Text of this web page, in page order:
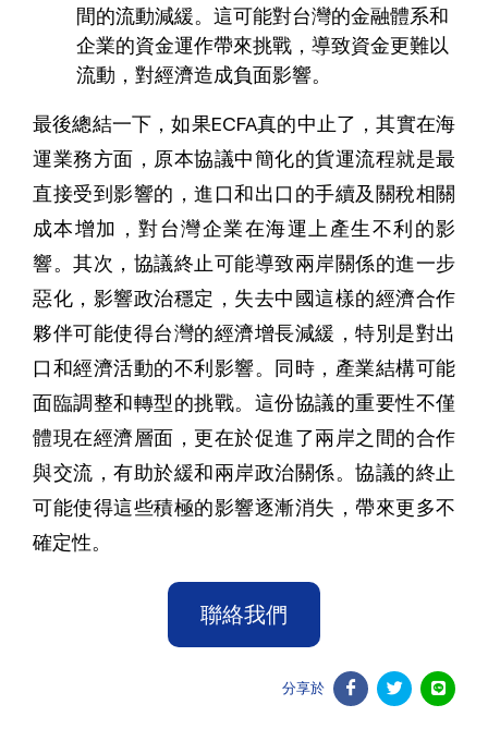
間的流動減緩。這可能對台灣的金融體系和
企業的資金運作帶來挑戰，導致資金更難以
流動，對經濟造成負面影響。
最後總結一下，如果ECFA真的中止了，其實在海
運業務方面，原本協議中簡化的貨運流程就是最
直接受到影響的，進口和出口的手續及關稅相關
成本增加，對台灣企業在海運上產生不利的影
響。其次，協議終止可能導致兩岸關係的進一步
惡化，影響政治穩定，失去中國這樣的經濟合作
夥伴可能使得台灣的經濟增長減緩，特別是對出
口和經濟活動的不利影響。同時，產業結構可能
面臨調整和轉型的挑戰。這份協議的重要性不僅
體現在經濟層面，更在於促進了兩岸之間的合作
與交流，有助於緩和兩岸政治關係。協議的終止
可能使得這些積極的影響逐漸消失，帶來更多不
確定性。
聯絡我們
分享於